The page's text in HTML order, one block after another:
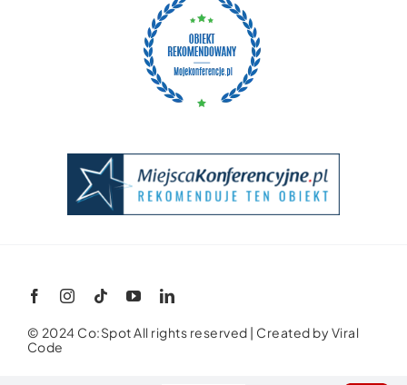
© 2024 Co:Spot All rights reserved | Created byViral
Code